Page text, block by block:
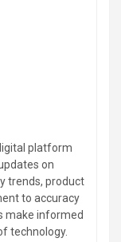
platform
on
trends, product
to accuracy
make informed
technology.